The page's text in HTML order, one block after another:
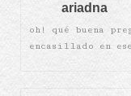
ariadna
oh! qué buena
encasillado en